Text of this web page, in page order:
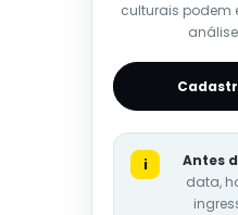
culturais podem
i Antes
data,